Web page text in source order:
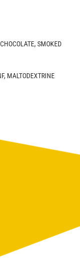
SMOKED
MALTODEXTRINE